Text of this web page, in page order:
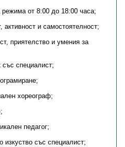
режима от 8:00 до 18:00 часа;
активност и самостоятелност;
приятелство и умения за
със специалист;
хореограф;
педагог;
изкуство със специалист;